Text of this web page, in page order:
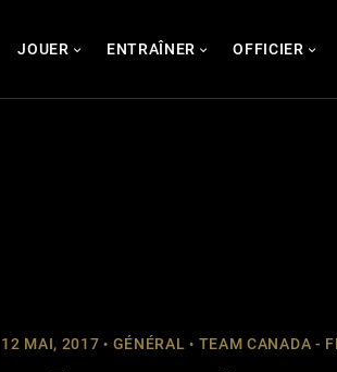
JOUER ENTRAÎNER OFFICIER
12 MAI, 2017 GÉNÉRAL TEAM CANADA -